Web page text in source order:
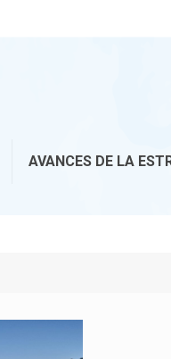
AVANCES DE LA